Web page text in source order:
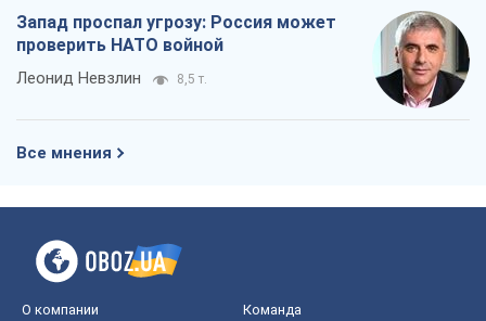
Запад проспал угрозу: Россия может
проверить НАТО войной
Леонид Невзлин 8,5 т.
Все мнения
О компании Команда